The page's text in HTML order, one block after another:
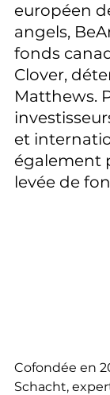
européen
angels,
fonds
Clover,
Matthews.
et
également
levée de
Cofondée en
Schacht,